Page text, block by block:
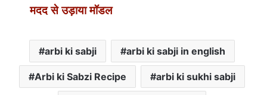
मदद से उड़ाया मॉडल
arbi ki sabji arbi ki sabji in english
Arbi ki Sabzi Recipe arbi ki sukhi sabji